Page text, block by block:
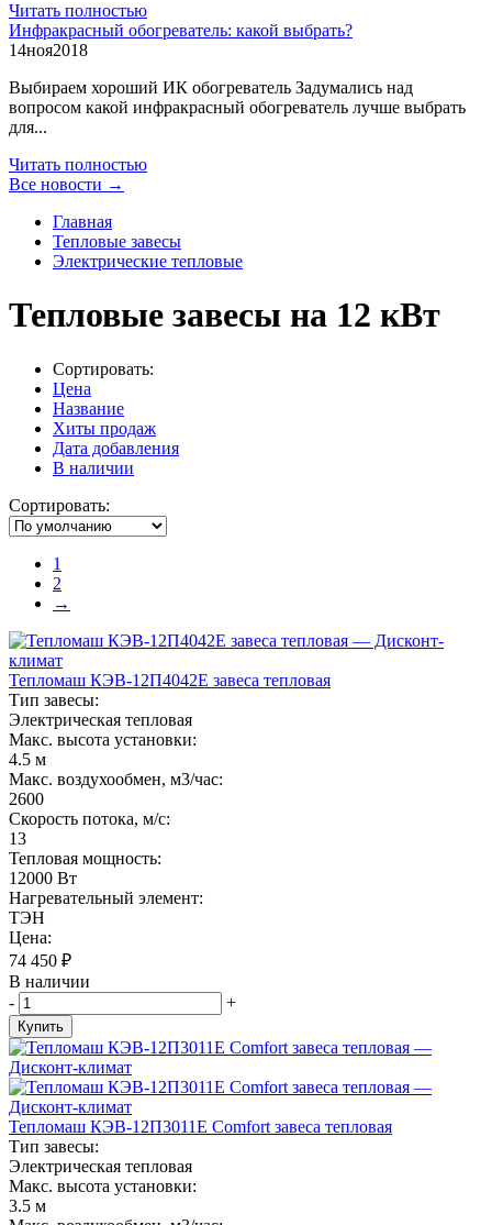
Читать полностью
Инфракрасный обогреватель: какой выбрать?
14ноя2018
Выбираем хороший ИК обогреватель Задумались над
вопросом какой инфракрасный обогреватель лучше выбрать
для...
Читать полностью
Все новости →
Главная
Тепловые завесы
Электрические тепловые
Тепловые завесы на 12 кВт
Сортировать:
Цена
Название
Хиты продаж
Дата добавления
В наличии
Сортировать:
1
2
→
Тепломаш КЭВ-12П4042Е завеса тепловая
Тип завесы:
Электрическая тепловая
Макс. высота установки:
4.5 м
Макс. воздухообмен, м3/час:
2600
Скорость потока, м/с:
13
Тепловая мощность:
12000 Вт
Нагревательный элемент:
ТЭН
Цена:
74 450 ₽
В наличии
-
+
Купить
Тепломаш КЭВ-12П3011Е Comfort завеса тепловая
Тип завесы:
Электрическая тепловая
Макс. высота установки:
3.5 м